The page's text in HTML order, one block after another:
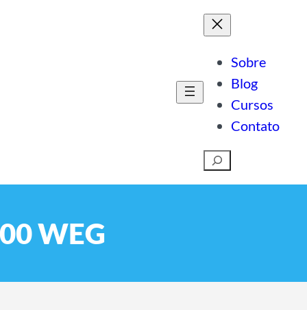
Sobre
Blog
Cursos
Contato
Pesquisar
WEG